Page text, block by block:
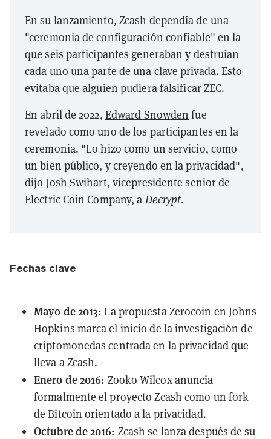
En su lanzamiento, Zcash dependía de una
"ceremonia de configuración confiable" en la
que seis participantes generaban y destruían
cada uno una parte de una clave privada. Esto
evitaba que alguien pudiera falsificar ZEC.
En abril de 2022, Edward Snowden fue
revelado como uno de los participantes en la
ceremonia. "Lo hizo como un servicio, como
un bien público, y creyendo en la privacidad",
dijo Josh Swihart, vicepresidente senior de
Electric Coin Company, a Decrypt.
Fechas clave
Mayo de 2013:La propuesta Zerocoin en Johns
Hopkins marca el inicio de la investigación de
criptomonedas centrada en la privacidad que
lleva a Zcash.
Enero de 2016: Zooko Wilcox anuncia
formalmente el proyecto Zcash como un fork
de Bitcoin orientado a la privacidad.
Octubre de 2016: Zcash se lanza después de su